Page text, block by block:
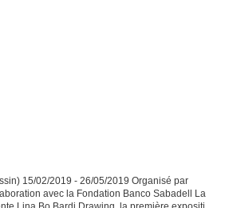
15/02/2019 - 26/05/2019 Organisé par
avec la Fondation Banco Sabadell La